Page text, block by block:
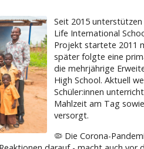
Seit 2015
Life International
Projekt startete 2011
später folgte eine
die mehrjährige
High School. Aktuell
Schüler:innen
Mahlzeit am Tag
versorgt.
🦠 Die Corona-